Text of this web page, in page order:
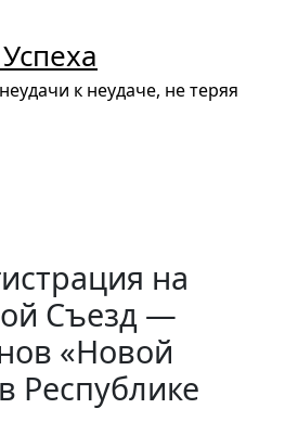
к неудаче, не теряя
на
Съезд —
«Новой
Республике